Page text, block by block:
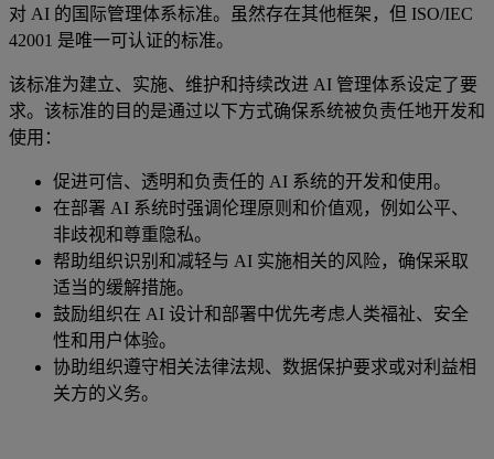
对 AI 的国际管理体系标准。虽然存在其他框架，但 ISO/IEC
42001 是唯一可认证的标准。
该标准为建立、实施、维护和持续改进 AI 管理体系设定了要
求。该标准的目的是通过以下方式确保系统被负责任地开发和
使用：
促进可信、透明和负责任的 AI 系统的开发和使用。
在部署 AI 系统时强调伦理原则和价值观，例如公平、
非歧视和尊重隐私。
帮助组织识别和减轻与 AI 实施相关的风险，确保采取
适当的缓解措施。
鼓励组织在 AI 设计和部署中优先考虑人类福祉、安全
性和用户体验。
协助组织遵守相关法律法规、数据保护要求或对利益相
关方的义务。